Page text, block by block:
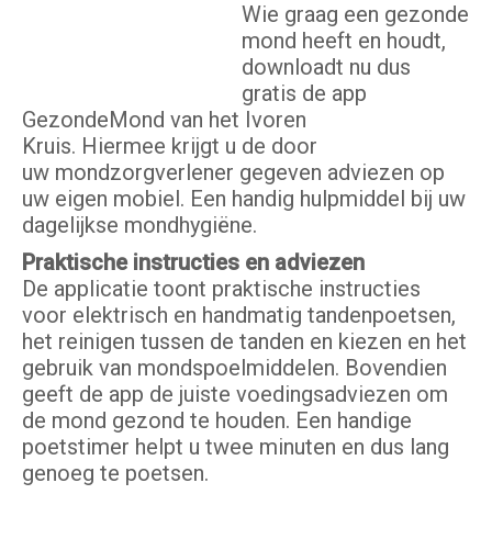
Wie graag een gezonde
mond heeft en houdt,
downloadt nu dus
gratis de app
GezondeMond van het Ivoren
Kruis. Hiermee krijgt u de door
uw mondzorgverlener gegeven adviezen op
uw eigen mobiel. Een handig hulpmiddel bij uw
dagelijkse mondhygiëne.
Praktische instructies en adviezen
De applicatie toont praktische instructies
voor elektrisch en handmatig tandenpoetsen,
het reinigen tussen de tanden en kiezen en het
gebruik van mondspoelmiddelen. Bovendien
geeft de app de juiste voedingsadviezen om
de mond gezond te houden. Een handige
poetstimer helpt u twee minuten en dus lang
genoeg te poetsen.